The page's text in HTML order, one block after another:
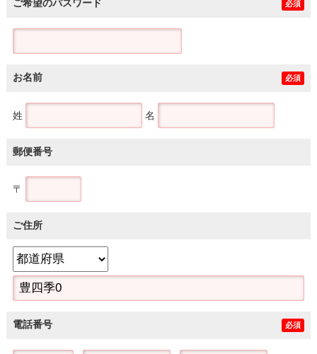
ご希望のパスワード 必須
お名前 必須
姓 名
郵便番号
〒
ご住所
電話番号 必須